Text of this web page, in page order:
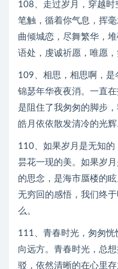
108、走过岁月，穿越
笔触，循着你气息，挥
曲倾城恋，尽舞繁华，
语处，虔诚祈愿，唯愿
109、相思，相思啊，是
锦瑟年华夜夜消。一直
是阻住了我匆匆的脚步
皓月依依散发清冷的光辉
110、如果岁月是无知
昙花一现的美。如果岁
的思念，是海市蜃楼的
无穷回的感悟，我们终
么。
111、青春时光，匆匆
向远方。青春时光，总
驳，依然清晰的在心里